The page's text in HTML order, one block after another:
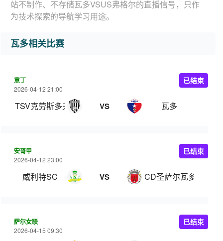
站不制作、不存储瓦多VSUS弗格尔的直播信号，只作
为技术探索的导航学习用途。
瓦多相关比赛
意丁
2026-04-12 21:00
TSV克劳斯多夫 VS 瓦多
已结束
安哥甲
2026-04-12 23:00
威利特SC VS CD圣萨尔瓦多
已结束
萨尔女联
2026-04-15 09:30
已结束